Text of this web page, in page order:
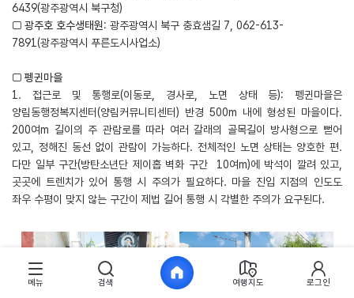
6439(광주광역시 북구청)
□ 광주호 호수생태원: 광주광역시 북구 충효샘길 7, 062-613-
7891(광주광역시 푸른도시사업소)
□ 펭귄마을
1. 접근로 및 통행로(이동로, 경사로, 노면 상태 등): 펭귄마을은
양림동행정복지센터(양림커뮤니티센터) 반경 500m 내에 형성된 마을이다.
200여m 길이의 주 관람로를 따라 여러 갈래의 골목길이 방사형으로 뻗어
있고, 정해진 동선 없이 관람이 가능하다. 전체적인 노면 상태는 양호한 편.
다만 일부 구간(방탄소년단 제이홉 벽화 구간 10여m)에 박석이 깔려 있고,
곳곳에 트렌치가 있어 통행 시 주의가 필요하다. 마을 진입 지점의 인도도
좌우 수평이 맞지 않는 구간이 제법 길어 통행 시 각별한 주의가 요구된다.
메뉴 검색 여행지도 로그인